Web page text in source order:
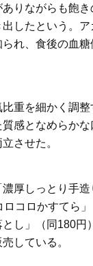
りながらも飽
したという。ア
れ、食後の血
重を細かく調
感となめらか
させた。
厚しっとり手
コロかすてら
し」（同180円
している。